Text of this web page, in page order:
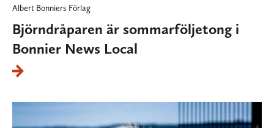
Albert Bonniers Förlag
Björndråparen är sommarföljetong i
Bonnier News Local